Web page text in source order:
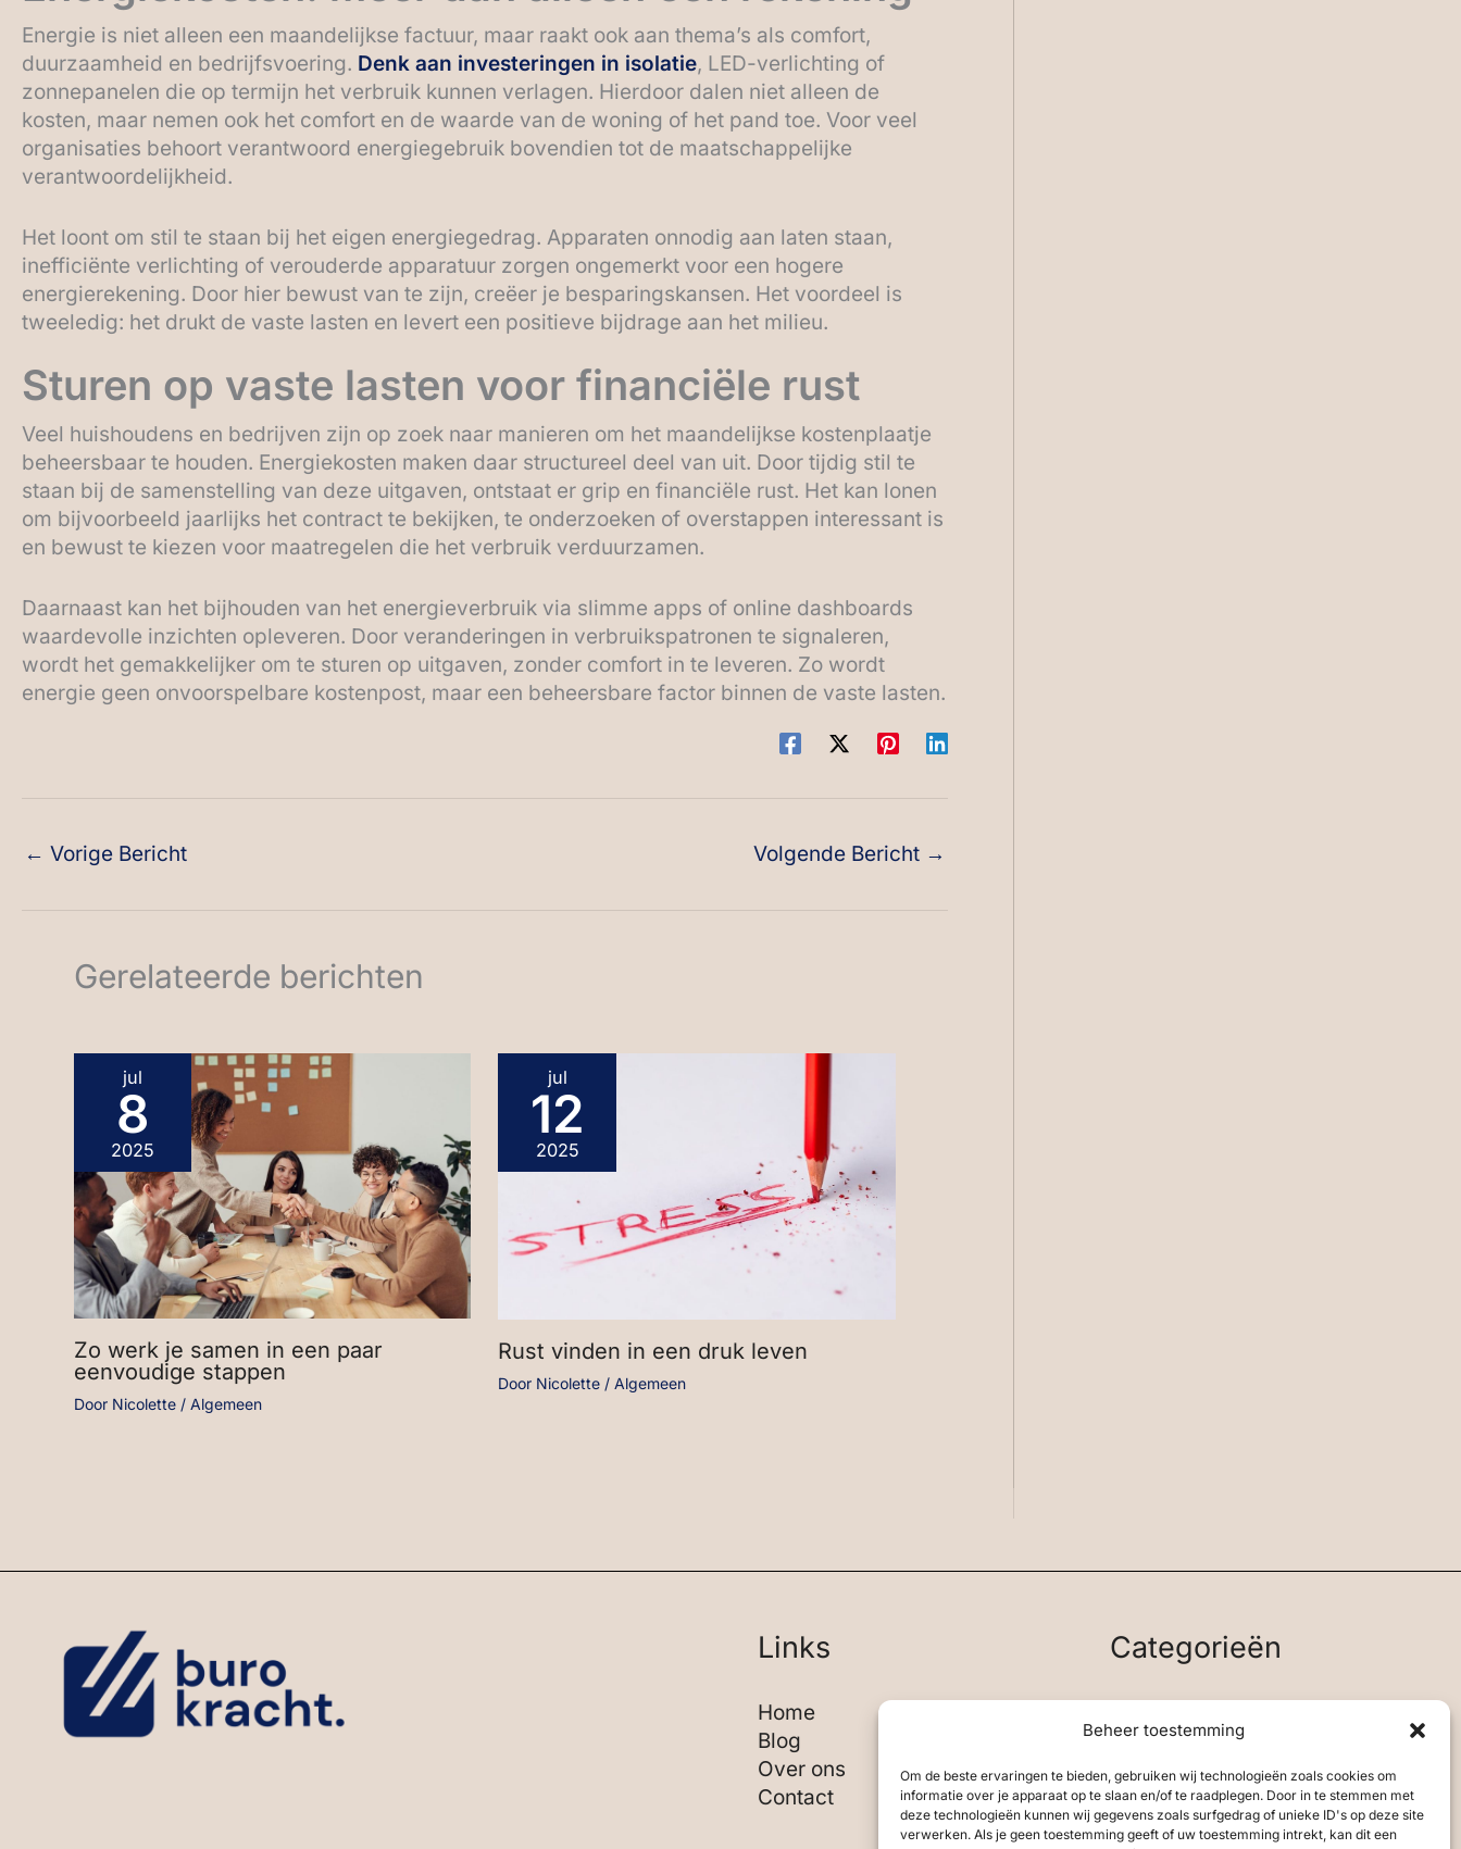
Beheer toestemming
Om de beste ervaringen te bieden, gebruiken wij technologieën zoals cookies om
informatie over je apparaat op te slaan en/of te raadplegen. Door in te stemmen met
deze technologieën kunnen wij gegevens zoals surfgedrag of unieke ID's op deze site
verwerken. Als je geen toestemming geeft of uw toestemming intrekt, kan dit een
Energie is niet alleen een maandelijkse factuur, maar raakt ook aan thema’s als comfort,
duurzaamheid en bedrijfsvoering. Denk aan investeringen in isolatie, LED-verlichting of
zonnepanelen die op termijn het verbruik kunnen verlagen. Hierdoor dalen niet alleen de
kosten, maar nemen ook het comfort en de waarde van de woning of het pand toe. Voor veel
organisaties behoort verantwoord energiegebruik bovendien tot de maatschappelijke
verantwoordelijkheid.
Het loont om stil te staan bij het eigen energiegedrag. Apparaten onnodig aan laten staan,
inefficiënte verlichting of verouderde apparatuur zorgen ongemerkt voor een hogere
energierekening. Door hier bewust van te zijn, creëer je besparingskansen. Het voordeel is
tweeledig: het drukt de vaste lasten en levert een positieve bijdrage aan het milieu.
Sturen op vaste lasten voor financiële rust
Veel huishoudens en bedrijven zijn op zoek naar manieren om het maandelijkse kostenplaatje
beheersbaar te houden. Energiekosten maken daar structureel deel van uit. Door tijdig stil te
staan bij de samenstelling van deze uitgaven, ontstaat er grip en financiële rust. Het kan lonen
om bijvoorbeeld jaarlijks het contract te bekijken, te onderzoeken of overstappen interessant is
en bewust te kiezen voor maatregelen die het verbruik verduurzamen.
Daarnaast kan het bijhouden van het energieverbruik via slimme apps of online dashboards
waardevolle inzichten opleveren. Door veranderingen in verbruikspatronen te signaleren,
wordt het gemakkelijker om te sturen op uitgaven, zonder comfort in te leveren. Zo wordt
energie geen onvoorspelbare kostenpost, maar een beheersbare factor binnen de vaste lasten.
← Vorige Bericht Volgende Bericht →
Gerelateerde berichten
jul
8
2025
Zo werk je samen in een paar
eenvoudige stappen
Door Nicolette / Algemeen
jul
12
2025
Rust vinden in een druk leven
Door Nicolette /Algemeen
Links
Home
Blog
Over ons
Contact
Categorieën
Algemeen
Leiderschap & Leidinggeven
Ondernemen
Planning & Organisatie